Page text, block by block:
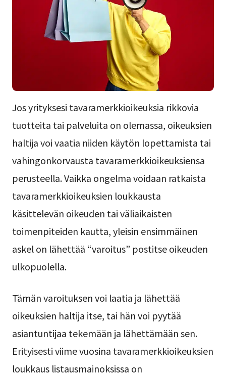
Jos yrityksesi tavaramerkkioikeuksia rikkovia
tuotteita tai palveluita on olemassa, oikeuksien
haltija voi vaatia niiden käytön lopettamista tai
vahingonkorvausta tavaramerkkioikeuksiensa
perusteella. Vaikka ongelma voidaan ratkaista
tavaramerkkioikeuksien loukkausta
käsittelevän oikeuden tai väliaikaisten
toimenpiteiden kautta, yleisin ensimmäinen
askel on lähettää “varoitus” postitse oikeuden
ulkopuolella.
Tämän varoituksen voi laatia ja lähettää
oikeuksien haltija itse, tai hän voi pyytää
asiantuntijaa tekemään ja lähettämään sen.
Erityisesti viime vuosina tavaramerkkioikeuksien
loukkaus listausmainoksissa on